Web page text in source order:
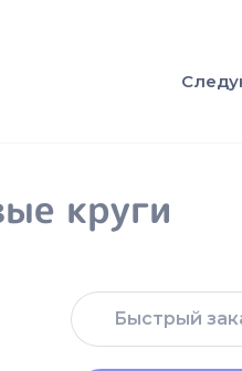
круги
Быстрый